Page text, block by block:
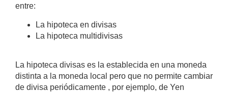
entre:
La hipoteca en divisas
La hipoteca multidivisas
La hipoteca divisas es la establecida en una moneda
distinta a la moneda local pero que no permite cambiar
de divisa periódicamente , por ejemplo, de Yen